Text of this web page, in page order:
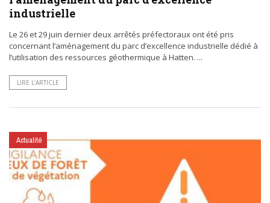
industrielle
Le 26 et 29 juin dernier deux arrêtés préfectoraux ont été pris
concernant l’aménagement du parc d’excellence industrielle dédié à
l’utilisation des ressources géothermique à Hatten. ...
LIRE L’ARTICLE
Actualité